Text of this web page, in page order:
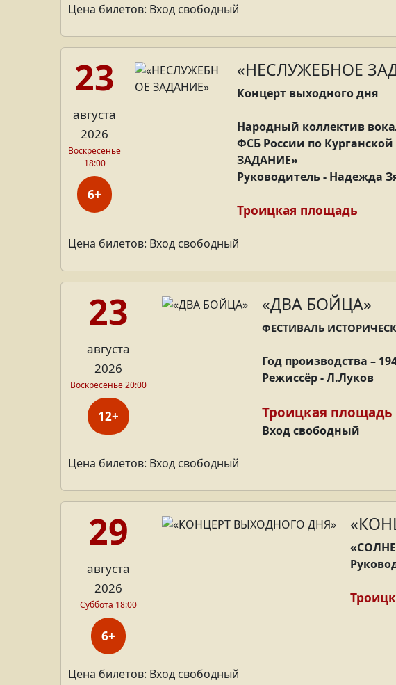
Цена билетов: Вход свободный
23
августа
2026
Воскресенье
18:00
6+
«НЕСЛУЖЕБНОЕ
Концерт выходного дня
Народный коллектив
ФСБ России по
ЗАДАНИЕ»
Руководитель - Надежда
Троицкая площадь
Цена билетов: Вход свободный
23
августа
2026
Воскресенье 20:00
12+
«ДВА БОЙЦА»
ФЕСТИВАЛЬ
Год производства –
Режиссёр - Л.Луков
Троицкая площадь
Вход свободный
Цена билетов: Вход свободный
29
августа
2026
Суббота 18:00
6+
Цена билетов: Вход свободный